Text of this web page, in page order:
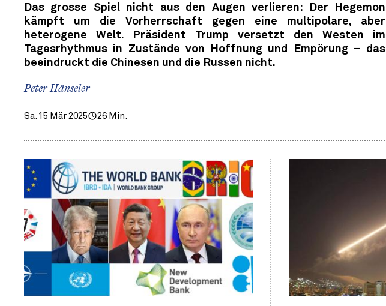
Das grosse Spiel nicht aus den Augen verlieren: Der Hegemon
kämpft um die Vorherrschaft gegen eine multipolare, aber
heterogene Welt. Präsident Trump versetzt den Westen im
Tagesrhythmus in Zustände von Hoffnung und Empörung – das
beeindruckt die Chinesen und die Russen nicht.
Peter Hänseler
Sa. 15 Mär 2025 26 Min.